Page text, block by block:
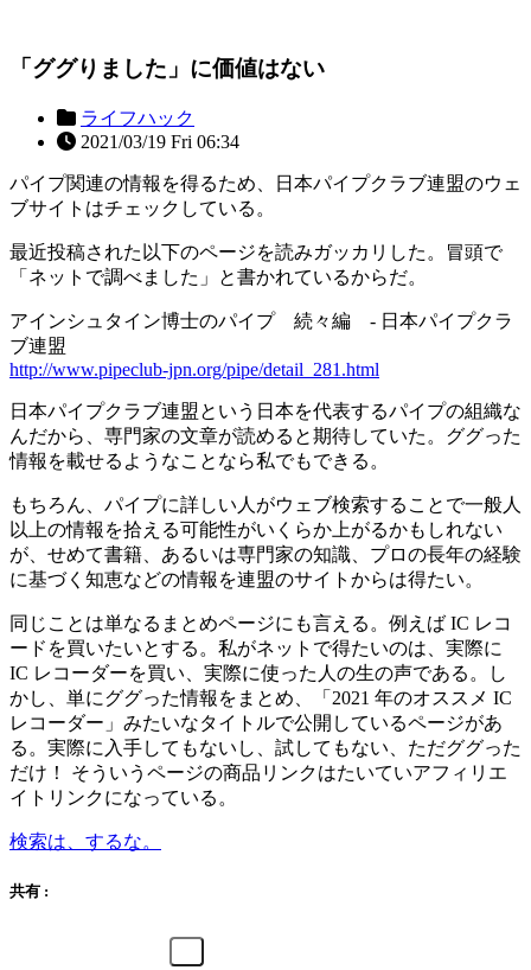
「ググりました」に価値はない
ライフハック
2021/03/19 Fri 06:34
パイプ関連の情報を得るため、日本パイプクラブ連盟のウェ
ブサイトはチェックしている。
最近投稿された以下のページを読みガッカリした。冒頭で
「ネットで調べました」と書かれているからだ。
アインシュタイン博士のパイプ 続々編 - 日本パイプクラ
ブ連盟
http://www.pipeclub-jpn.org/pipe/detail_281.html
日本パイプクラブ連盟という日本を代表するパイプの組織な
んだから、専門家の文章が読めると期待していた。ググった
情報を載せるようなことなら私でもできる。
もちろん、パイプに詳しい人がウェブ検索することで一般人
以上の情報を拾える可能性がいくらか上がるかもしれない
が、せめて書籍、あるいは専門家の知識、プロの長年の経験
に基づく知恵などの情報を連盟のサイトからは得たい。
同じことは単なるまとめページにも言える。例えば IC レコ
ードを買いたいとする。私がネットで得たいのは、実際に
IC レコーダーを買い、実際に使った人の生の声である。し
かし、単にググった情報をまとめ、「2021 年のオススメ IC
レコーダー」みたいなタイトルで公開しているページがあ
る。実際に入手してもないし、試してもない、ただググった
だけ！ そういうページの商品リンクはたいていアフィリエ
イトリンクになっている。
検索は、するな。
共有 :